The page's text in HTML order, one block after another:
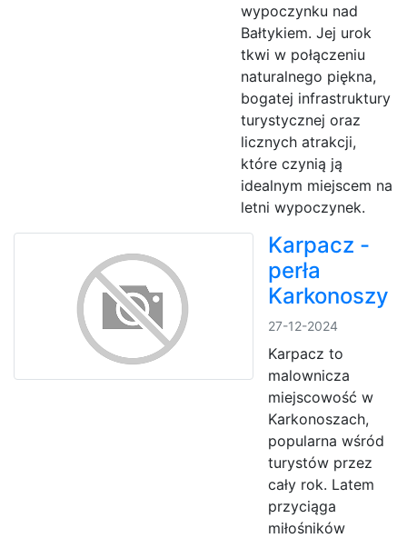
wypoczynku nad
Bałtykiem. Jej urok
tkwi w połączeniu
naturalnego piękna,
bogatej infrastruktury
turystycznej oraz
licznych atrakcji,
które czynią ją
idealnym miejscem na
letni wypoczynek.
Karpacz -
perła
Karkonoszy
27-12-2024
Karpacz to
malownicza
miejscowość w
Karkonoszach,
popularna wśród
turystów przez
cały rok. Latem
przyciąga
miłośników